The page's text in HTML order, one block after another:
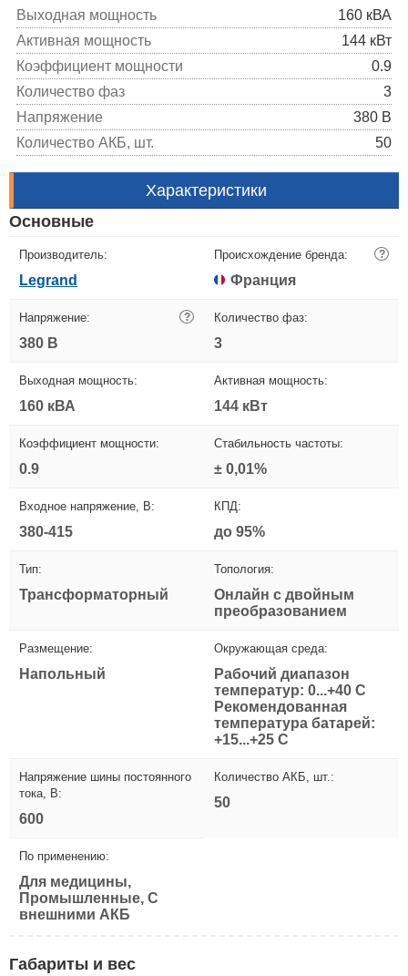
Выходная мощность
160 кВА
Активная мощность
144 кВт
Коэффициент мощности
0.9
Количество фаз
3
Напряжение
380 В
Количество АКБ, шт.
50
Характеристики
Основные
Производитель:
Legrand
Происхождение бренда: ?
Франция
Напряжение: ?
380 В
Количество фаз:
3
Выходная мощность:
160 кВА
Активная мощность:
144 кВт
Коэффициент мощности:
0.9
Стабильность частоты:
± 0,01%
Входное напряжение, В:
380-415
КПД:
до 95%
Тип:
Трансформаторный
Топология:
Онлайн с двойным
преобразованием
Размещение:
Напольный
Окружающая среда:
Рабочий диапазон
температур: 0...+40 С
Рекомендованная
температура батарей:
+15...+25 С
Напряжение шины постоянного
тока, В:
600
Количество АКБ, шт.:
50
По применению:
Для медицины,
Промышленные, С
внешними АКБ
Габариты и вес